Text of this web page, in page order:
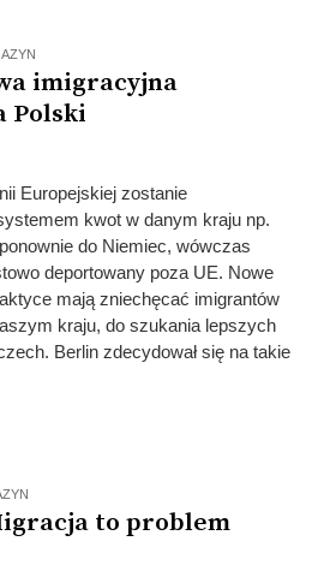
imigracyjna
Polski
Europejskiej zostanie
kwot w danym kraju np.
do Niemiec, wówczas
deportowany poza UE. Nowe
mają zniechęcać imigrantów
kraju, do szukania lepszych
Berlin zdecydował się na takie
to problem